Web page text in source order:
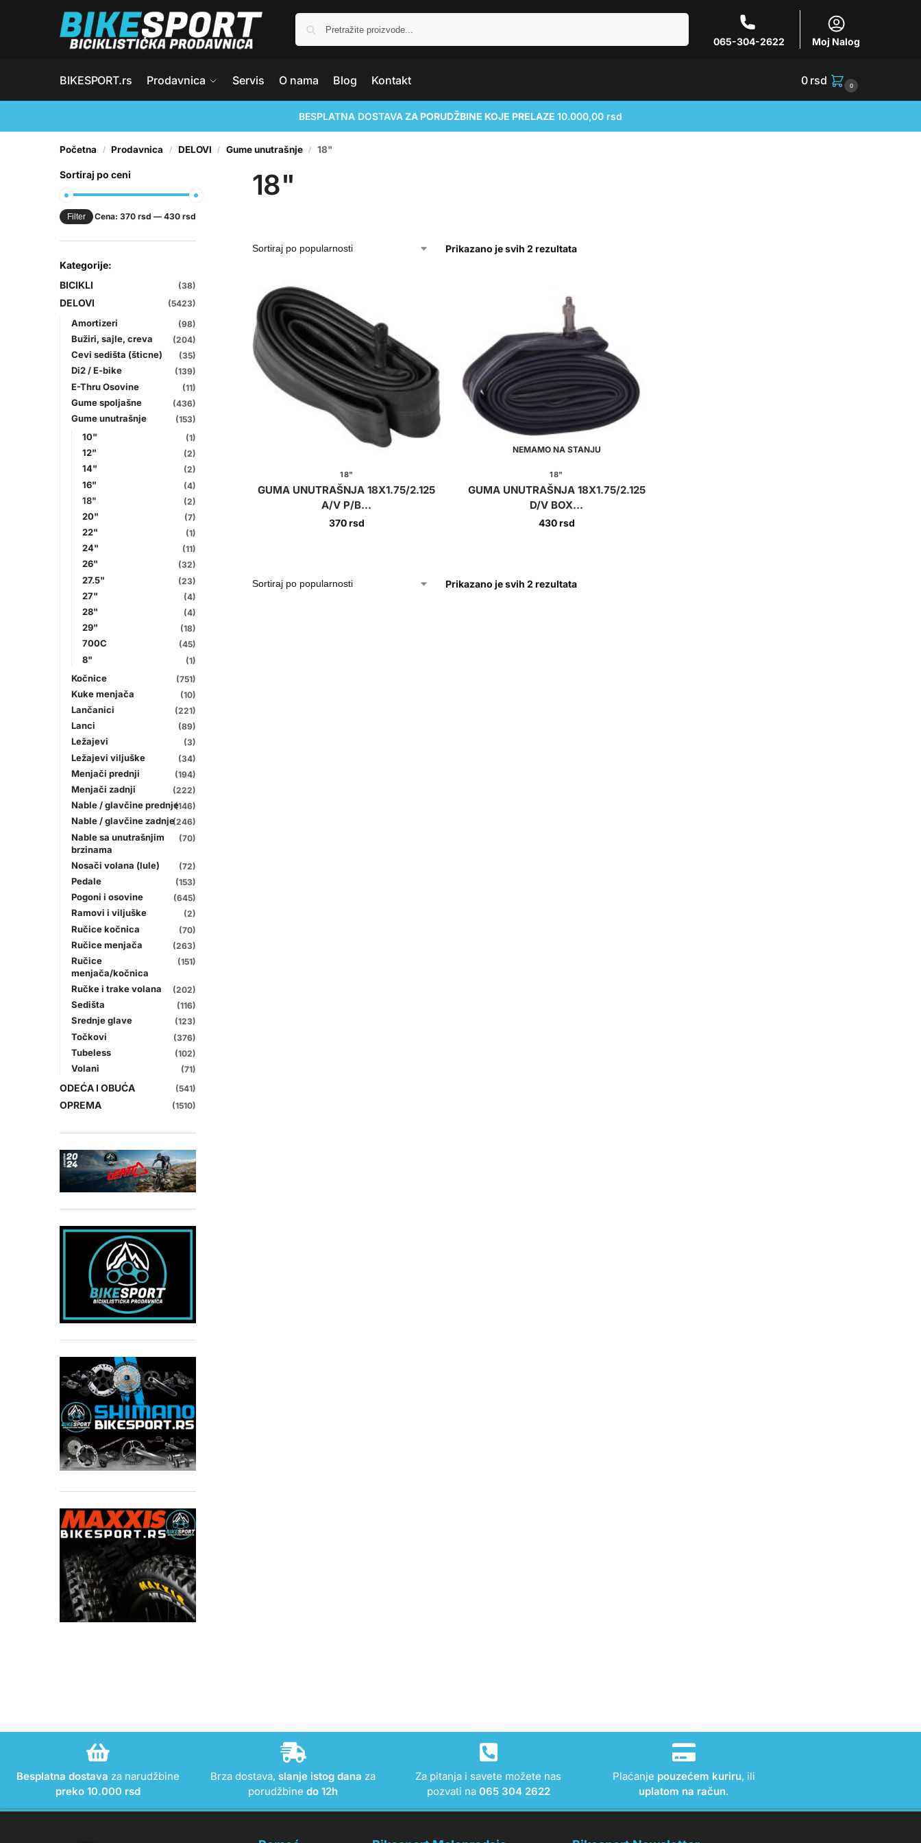
065-304-2622 Moj Nalog
BIKESPORT.rs Prodavnica Servis O nama Blog Kontakt 0 rsd 0
BESPLATNA DOSTAVAZA PORUDŽBINE KOJE PRELAZE 10.000,00 rsd
Početna / Prodavnica / DELOVI / Gume unutrašnje / 18"
18"
Prikazano je svih 2 rezultata
18"
GUMA UNUTRAŠNJA 18X1.75/2.125
A/V P/B...
370rsd
NEMAMO NA STANJU
18"
GUMA UNUTRAŠNJA 18X1.75/2.125
D/V BOX...
430rsd
Prikazano je svih 2 rezultata
Sortiraj po ceni
Filter Cena: 370 rsd — 430 rsd
Kategorije:
BICIKLI
(38)
DELOVI (5423)
Amortizeri (98)
Bužiri, sajle, creva (204)
Cevi sedišta (šticne) (35)
Di2 / E-bike (139)
E-Thru Osovine (11)
Gume spoljašne (436)
Gume unutrašnje (153)
10" (1)
12" (2)
14" (2)
16" (4)
18" (2)
20" (7)
22" (1)
24" (11)
26" (32)
27.5" (23)
27" (4)
28" (4)
29" (18)
700C (45)
8" (1)
Kočnice (751)
Kuke menjača (10)
Lančanici (221)
Lanci (89)
Ležajevi (3)
Ležajevi viljuške (34)
Menjači prednji (194)
Menjači zadnji (222)
Nable / glavčine prednje(146)
Nable / glavčine zadnje(246)
Nable sa unutrašnjim
brzinama
(70)
Nosači volana (lule) (72)
Pedale (153)
Pogoni i osovine (645)
Ramovi i viljuške (2)
Ručice kočnica (70)
Ručice menjača (263)
Ručice
menjača/kočnica
(151)
Ručke i trake volana (202)
Sedišta (116)
Srednje glave (123)
Točkovi (376)
Tubeless (102)
Volani (71)
ODEĆA I OBUĆA (541)
OPREMA (1510)
Besplatna dostava za narudžbine
preko 10.000 rsd
Brza dostava, slanje istog dana za
porudžbine do 12h
Za pitanja i savete možete nas
pozvati na 065 304 2622
Plaćanje pouzećem kuriru, ili
uplatom na račun.